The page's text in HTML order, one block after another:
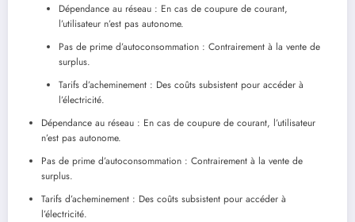
Dépendance au réseau : En cas de coupure de courant,
l’utilisateur n’est pas autonome.
Pas de prime d’autoconsommation : Contrairement à la vente de
surplus.
Tarifs d’acheminement : Des coûts subsistent pour accéder à
l’électricité.
Dépendance au réseau : En cas de coupure de courant, l’utilisateur
n’est pas autonome.
Pas de prime d’autoconsommation : Contrairement à la vente de
surplus.
Tarifs d’acheminement : Des coûts subsistent pour accéder à
l’électricité.